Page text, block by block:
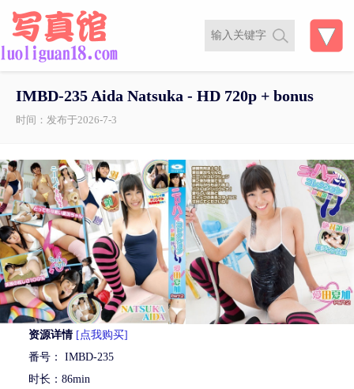
IMBD-235 Aida Natsuka - HD 720p + bonus
时间：发布于2026-7-3
资源详情 [点我购买]
番号： IMBD-235
时长：86min